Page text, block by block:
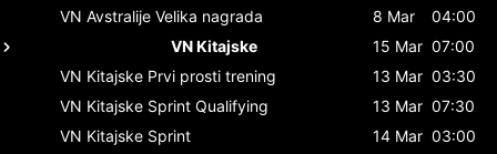
VN Avstralije Velika nagrada 8 Mar
04:00
VN Kitajske
15 Mar 07:00
VN Kitajske Prvi prosti trening 13 Mar 03:30
VN Kitajske Sprint Qualifying 13 Mar 07:30
VN Kitajske Sprint 14 Mar 03:00